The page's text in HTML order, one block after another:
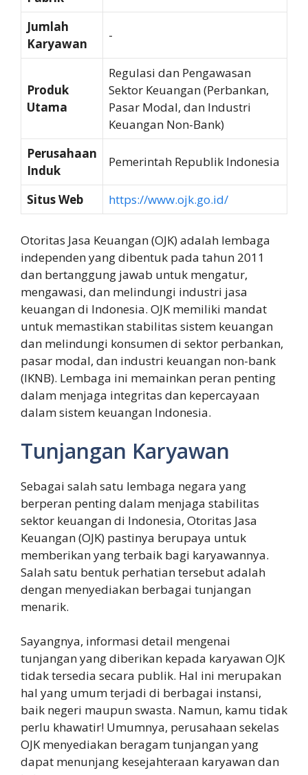
Jumlah
Karyawan
-
Produk
Utama
Regulasi dan Pengawasan
Sektor Keuangan (Perbankan,
Pasar Modal, dan Industri
Keuangan Non-Bank)
Perusahaan
Induk
Pemerintah Republik Indonesia
Situs Web https://www.ojk.go.id/
Otoritas Jasa Keuangan (OJK) adalah lembaga
independen yang dibentuk pada tahun 2011
dan bertanggung jawab untuk mengatur,
mengawasi, dan melindungi industri jasa
keuangan di Indonesia. OJK memiliki mandat
untuk memastikan stabilitas sistem keuangan
dan melindungi konsumen di sektor perbankan,
pasar modal, dan industri keuangan non-bank
(IKNB). Lembaga ini memainkan peran penting
dalam menjaga integritas dan kepercayaan
dalam sistem keuangan Indonesia.
Tunjangan Karyawan
Sebagai salah satu lembaga negara yang
berperan penting dalam menjaga stabilitas
sektor keuangan di Indonesia, Otoritas Jasa
Keuangan (OJK) pastinya berupaya untuk
memberikan yang terbaik bagi karyawannya.
Salah satu bentuk perhatian tersebut adalah
dengan menyediakan berbagai tunjangan
menarik.
Sayangnya, informasi detail mengenai
tunjangan yang diberikan kepada karyawan OJK
tidak tersedia secara publik. Hal ini merupakan
hal yang umum terjadi di berbagai instansi,
baik negeri maupun swasta. Namun, kamu tidak
perlu khawatir! Umumnya, perusahaan sekelas
OJK menyediakan beragam tunjangan yang
dapat menunjang kesejahteraan karyawan dan